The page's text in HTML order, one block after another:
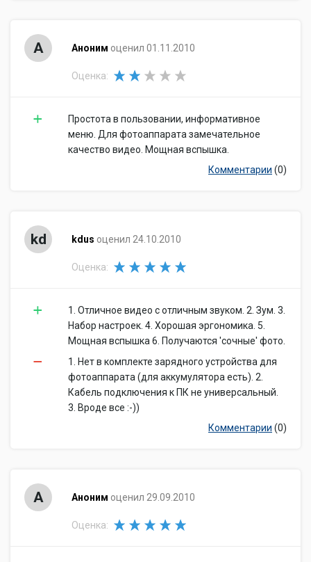
А Аноним оценил 01.11.2010
Оценка:
Простота в пользовании, информативное
меню. Для фотоаппарата замечательное
качество видео. Мощная вспышка.
Комментарии (0)
kd kdus оценил 24.10.2010
Оценка:
1. Отличное видео с отличным звуком. 2. Зум. 3.
Набор настроек. 4. Хорошая эргономика. 5.
Мощная вспышка 6. Получаются 'сочные' фото.
1. Нет в комплекте зарядного устройства для
фотоаппарата (для аккумулятора есть). 2.
Кабель подключения к ПК не универсальный.
3. Вроде все :-))
Комментарии (0)
А Аноним оценил 29.09.2010
Оценка: